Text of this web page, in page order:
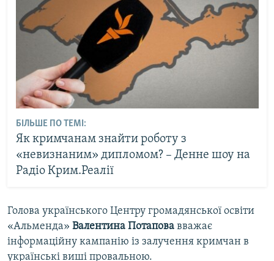
БІЛЬШЕ ПО ТЕМІ:
Як кримчанам знайти роботу з
«невизнаним» дипломом? – Денне шоу на
Радіо Крим.Реалії
Голова українського Центру громадянської освіти
«Альменда» Валентина Потапова вважає
інформаційну кампанію із залучення кримчан в
українські виші провальною.